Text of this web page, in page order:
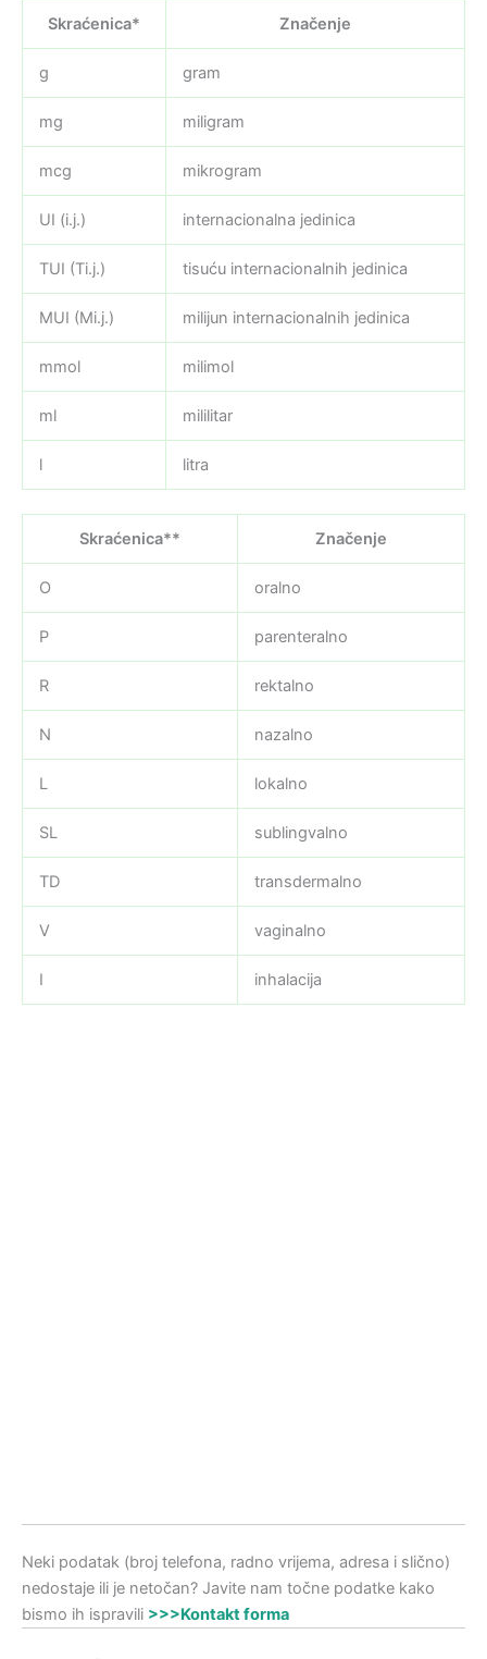
Skraćenica* Značenje
g gram
mg miligram
mcg mikrogram
UI (i.j.) internacionalna jedinica
TUI (Ti.j.) tisuću internacionalnih jedinica
MUI (Mi.j.) milijun internacionalnih jedinica
mmol milimol
ml mililitar
l litra
Skraćenica** Značenje
O oralno
P parenteralno
R rektalno
N nazalno
L lokalno
SL sublingvalno
TD transdermalno
V vaginalno
I inhalacija
Neki podatak (broj telefona, radno vrijema, adresa i slično)
nedostaje ili je netočan? Javite nam točne podatke kako
bismo ih ispravili >>>Kontakt forma